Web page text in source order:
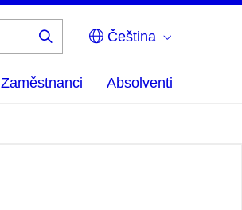
Čeština
Zaměstnanci Absolventi